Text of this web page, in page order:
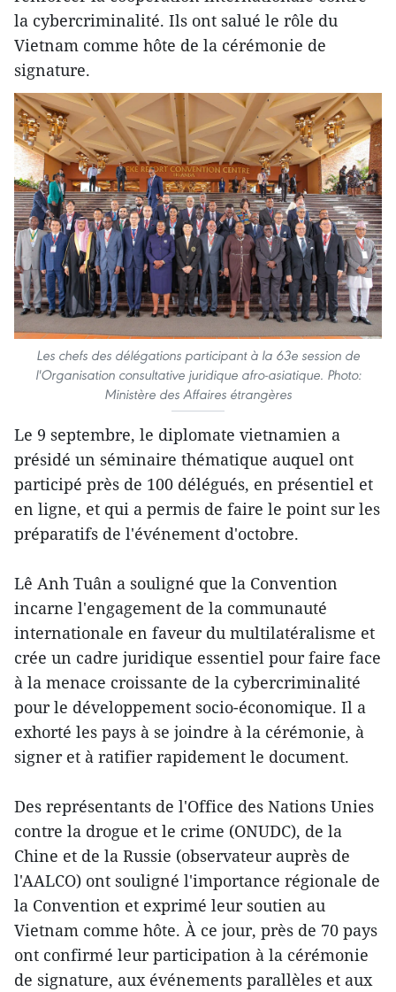
la cybercriminalité. Ils ont salué le rôle du
Vietnam comme hôte de la cérémonie de
signature.
Les chefs des délégations participant à la 63e session de
l'Organisation consultative juridique afro-asiatique. Photo:
Ministère des Affaires étrangères
Le 9 septembre, le diplomate vietnamien a
présidé un séminaire thématique auquel ont
participé près de 100 délégués, en présentiel et
en ligne, et qui a permis de faire le point sur les
préparatifs de l'événement d'octobre.
Lê Anh Tuân a souligné que la Convention
incarne l'engagement de la communauté
internationale en faveur du multilatéralisme et
crée un cadre juridique essentiel pour faire face
à la menace croissante de la cybercriminalité
pour le développement socio-économique. Il a
exhorté les pays à se joindre à la cérémonie, à
signer et à ratifier rapidement le document.
Des représentants de l'Office des Nations Unies
contre la drogue et le crime (ONUDC), de la
Chine et de la Russie (observateur auprès de
l'AALCO) ont souligné l'importance régionale de
la Convention et exprimé leur soutien au
Vietnam comme hôte. À ce jour, près de 70 pays
ont confirmé leur participation à la cérémonie
de signature, aux événements parallèles et aux